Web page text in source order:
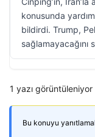
konusunda
bildirdi. Trump,
sağlamayacağını
1 yazı
Bu konuyu